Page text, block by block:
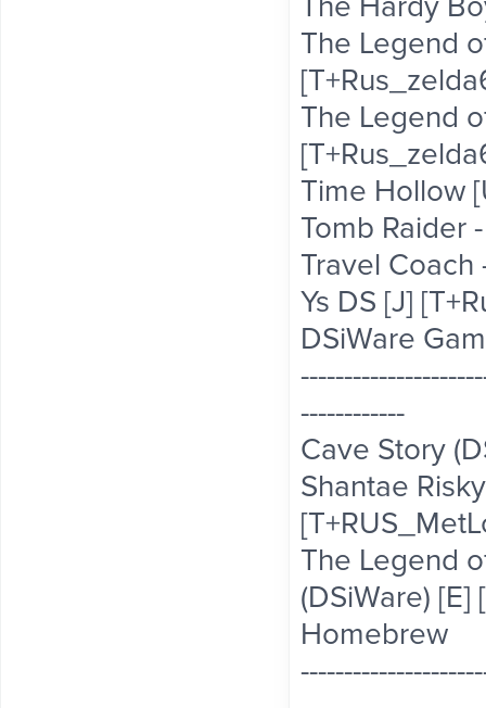
The Legend
The Legend
Time Hollow
Tomb Raider
Travel Coach
Ys DS [J]
DSiWare
------------
Cave Story
Shantae
The Legend
(DSiWare)
Homebrew